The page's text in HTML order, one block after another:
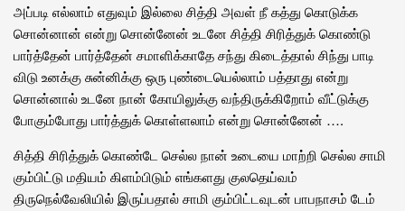
அப்படி எல்லாம் எதுவும் இல்லை சித்தி அவள் நீ கத்து கொடுக்க
சொன்னான் என்று சொன்னேன் உடனே சித்தி சிரித்துக் கொண்டு
பார்த்தேன் பார்த்தேன் சமாளிக்காதே சந்து கிடைத்தால் சிந்து பாடி
விடு உனக்கு சுன்னிக்கு ஒரு புண்டையெல்லாம் பத்தாது என்று
சொன்னால் உடனே நான் கோயிலுக்கு வந்திருக்கிறோம் வீட்டுக்கு
போகும்போது பார்த்துக் கொள்ளலாம் என்று சொன்னேன் ….
சித்தி சிரித்துக் கொண்டே செல்ல நான் உடையை மாற்றி செல்ல சாமி
கும்பிட்டு மதியம் கிளம்பிடும் எங்களது குலதெய்வம்
திருநெல்வேலியில் இருப்பதால் சாமி கும்பிட்டவுடன் பாபநாசம் டேம்